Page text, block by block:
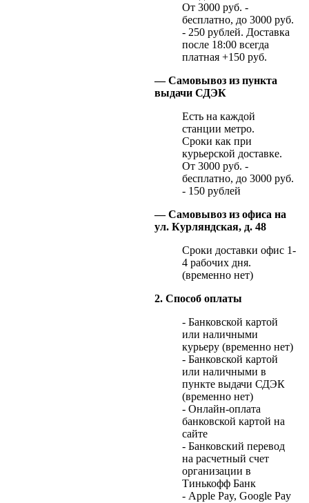
От 3000 руб. -
бесплатно, до 3000 руб.
- 250 рублей. Доставка
после 18:00 всегда
платная +150 руб.
— Самовывоз из пункта
выдачи СДЭК
Есть на каждой
станции метро.
Сроки как при
курьерской доставке.
От 3000 руб. -
бесплатно, до 3000 руб.
- 150 рублей
— Самовывоз из офиса на
ул. Курляндская, д. 48
Сроки доставки офис 1-
4 рабочих дня.
(временно нет)
2. Способ оплаты
- Банковской картой
или наличными
курьеру (временно нет)
- Банковской картой
или наличными в
пункте выдачи СДЭК
(временно нет)
- Онлайн-оплата
банковской картой на
сайте
- Банковский перевод
на расчетный счет
организации в
Тинькофф Банк
- Apple Pay, Google Pay